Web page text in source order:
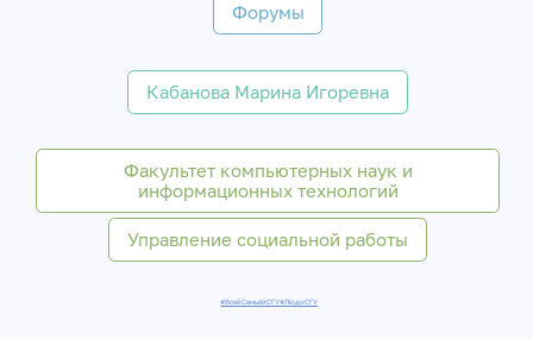
Форумы
Кабанова Марина Игоревна
Факультет компьютерных наук и
информационных технологий
Управление социальной работы
#ВсейСемьёйСГУ#ЛюдиСГУ